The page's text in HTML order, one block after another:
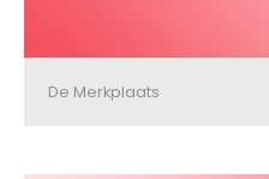
De Merkplaats